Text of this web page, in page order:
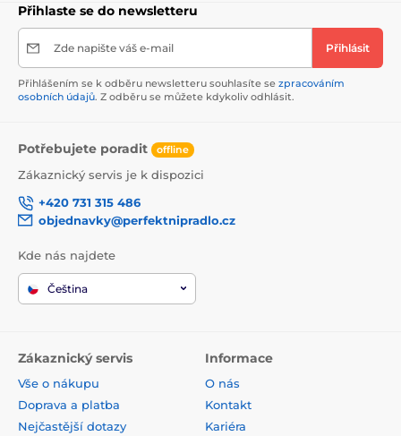
Přihlaste se do newsletteru
Zde napište váš e-mail Přihlásit
Přihlášením se k odběru newsletteru souhlasíte se zpracováním
osobních údajů. Z odběru se můžete kdykoliv odhlásit.
Potřebujete poradit offline
Zákaznický servis je k dispozici
+420 731 315 486
objednavky@perfektnipradlo.cz
Kde nás najdete
Čeština
Zákaznický servis
Vše o nákupu
Doprava a platba
Nejčastější dotazy
Informace
O nás
Kontakt
Kariéra